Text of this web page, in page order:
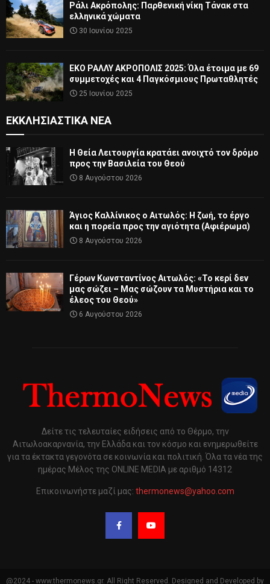
Ράλι Ακρόπολης: Παρθενική νίκη Τάνακ στα
ελληνικά χώματα
30 Ιουνίου 2025
ΕΚΟ ΡΑΛΛΥ ΑΚΡΟΠΟΛΙΣ 2025: Όλα έτοιμα με 69
συμμετοχές και 4 Παγκόσμιους Πρωταθλητές
25 Ιουνίου 2025
ΕΚΚΛΗΣΙΑΣΤΙΚΆ ΝΈΑ
Η Θεία Λειτουργία κρατάει ανοιχτό τον δρόμο
προς την Βασιλεία του Θεού
8 Αυγούστου 2026
Άγιος Καλλίνικος ο Αιτωλός: Η ζωή, το έργο
και η πορεία προς την αγιότητα (Αφιέρωμα)
8 Αυγούστου 2026
Γέρων Κωνσταντίνος Αιτωλός: «Το κερί δεν
μας σώζει – Μας σώζουν τα Μυστήρια και το
έλεος του Θεού»
6 Αυγούστου 2026
Δείτε τις τελευταίες ειδήσεις από το Θέρμο, την
Αιτωλοακαρνανία, την Ελλάδα και τον κόσμο και ενημερωθείτε
για τα έκτακτα γεγονότα σε κοινωνία και πολιτική. Όλα τα νέα της
ημέρας Μέλος της ONLINE MEDIA με αριθμό 14312
Επικοινωνήστε μαζί μας: thermonews@yahoo.com
@2024 - www.thermonews.gr. All Right Reserved. Designed and Developed by